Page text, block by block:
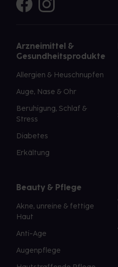
Arzneimittel &
Gesundheitsprodukte
Allergien & Heuschnupfen
Auge, Nase & Ohr
Beruhigung, Schlaf &
Stress
Diabetes
Erkältung
Beauty & Pflege
Akne, unreine & fettige
Haut
Anti-Age
Augenpflege